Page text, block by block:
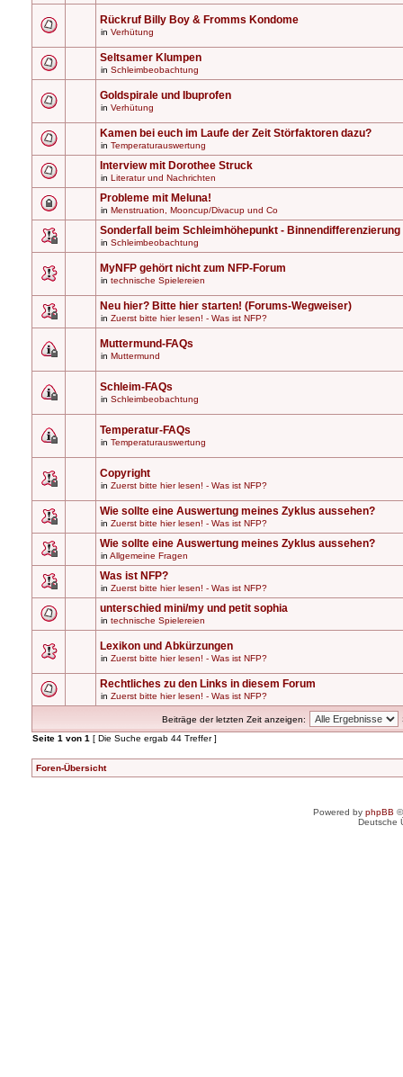
Rückruf Billy Boy & Fromms Kondome
in Verhütung
Seltsamer Klumpen
in Schleimbeobachtung
Goldspirale und Ibuprofen
in Verhütung
Kamen bei euch im Laufe der Zeit Störfaktoren dazu?
in Temperaturauswertung
Interview mit Dorothee Struck
in Literatur und Nachrichten
Probleme mit Meluna!
in Menstruation, Mooncup/Divacup und Co
Sonderfall beim Schleimhöhepunkt - Binnendifferenzierung
in Schleimbeobachtung
MyNFP gehört nicht zum NFP-Forum
in technische Spielereien
Neu hier? Bitte hier starten! (Forums-Wegweiser)
in Zuerst bitte hier lesen! - Was ist NFP?
Muttermund-FAQs
in Muttermund
Schleim-FAQs
in Schleimbeobachtung
Temperatur-FAQs
in Temperaturauswertung
Copyright
in Zuerst bitte hier lesen! - Was ist NFP?
Wie sollte eine Auswertung meines Zyklus aussehen?
in Zuerst bitte hier lesen! - Was ist NFP?
Wie sollte eine Auswertung meines Zyklus aussehen?
in Allgemeine Fragen
Was ist NFP?
in Zuerst bitte hier lesen! - Was ist NFP?
unterschied mini/my und petit sophia
in technische Spielereien
Lexikon und Abkürzungen
in Zuerst bitte hier lesen! - Was ist NFP?
Rechtliches zu den Links in diesem Forum
in Zuerst bitte hier lesen! - Was ist NFP?
Beiträge der letzten Zeit anzeigen:
Seite 1 von 1 [ Die Suche ergab 44 Treffer ]
Foren-Übersicht
Powered by phpBB
Deutsche